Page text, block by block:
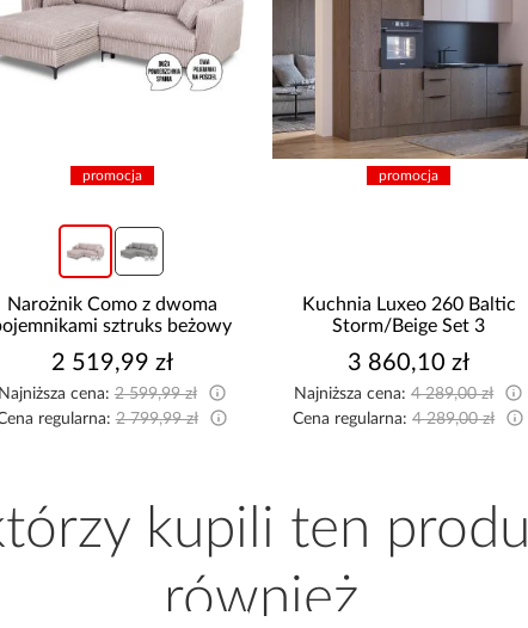
Kuchnia Luxeo 260 Baltic
Storm/Beige Set 3
3 860,10 zł
Najniższa cena:
4 289,00 zł
Cena regularna:
4 289,00 zł
Narożnik z
Marco
2 449,99
Najniższa cena:
2
Cena regularna:
2
kupili ten
również